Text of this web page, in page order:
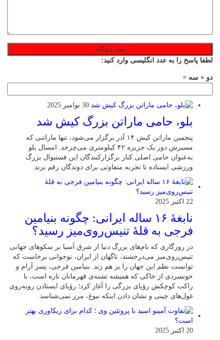
لطفا پاسخ را به عدد انگلیسی وارد کنید:
دو × سه =
30 نوامبر 2025
بلو، حامی ماراتن بزرگ کیش شد
پنجمین ماراتن کیش ۱۴ آذر برگزار می‌شود، تنها ماراتنی که
مسیرش دور یک جزیره ۴۲ کیلومتری می‌چرخد. امسال بلو
به‌عنوان حامی اصلی کنار برگزارکنندگان این فستیوال بزرگ
ورزشی ایستاده تا تجربه متفاوتی برای دوندگان رقم بزند.
22 اکتبر 2025
نابغهٔ ۱۶ ساله ایرانی: چگونه بنیامین
فرجی به قلهٔ تنیس‌روی‌میز رسید؟
در روزگاری که نام‌های بزرگ دنیا از شرق آسیا بر سکوهای جهانی
تنیس‌روی‌میز می‌درخشند، ناگهان از ایران، نوجوانی برخاست که
توانست نظم این جهان را بر هم زند. بنیامین فرجی، پسر آرام و
خونسردی از خاکی که همیشه تشنه‌ی قهرمانان تازه است، با
راکت کوچکش رؤیای بزرگی را آغاز کرد؛ رؤیای ایستادن روبه‌روی
غول‌های چینی و نشان دادن اینکه نبوغ، مرز نمی‌شناسد.
20 اکتبر 2025